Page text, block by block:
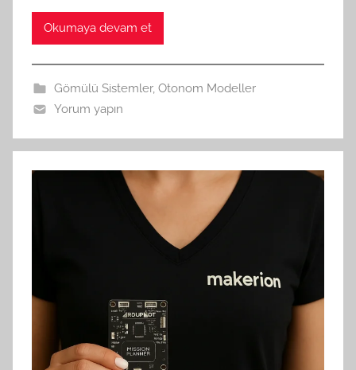
Okumaya devam et
Gömülü Sistemler, Otonom Modeller
Yorum yapın